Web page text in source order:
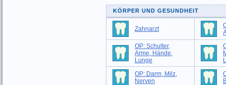
KÖRPER UND GESUNDHEIT
Zahnarzt
OP: Schulter,
Arme, Hände,
Lunge
OP: Darm, Milz,
Nerven